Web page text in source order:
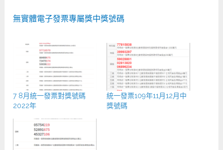
無實體電子發票專屬獎中獎號碼
7 8月統一發票對獎號碼
2022年
統一發票109年11月12月中
獎號碼